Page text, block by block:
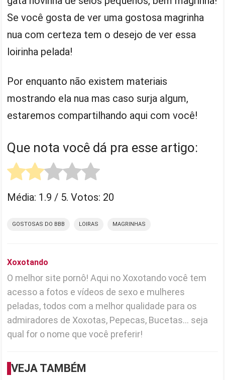
Se você gosta de ver uma gostosa magrinha
nua com certeza tem o desejo de ver essa
loirinha pelada!
Por enquanto não existem materiais
mostrando ela nua mas caso surja algum,
estaremos compartilhando aqui com você!
Que nota você dá pra esse artigo:
Média: 1.9 / 5. Votos: 20
GOSTOSAS DO BBB LOIRAS MAGRINHAS
Xoxotando
O melhor site pornô! Aqui no Xoxotando você tem
acesso a fotos e vídeos de sexo e mulheres
peladas, todos com a melhor qualidade para os
admiradores de Xoxotas, Pepecas, Bucetas... seja
qual for o nome que você preferir!
VEJA TAMBÉM